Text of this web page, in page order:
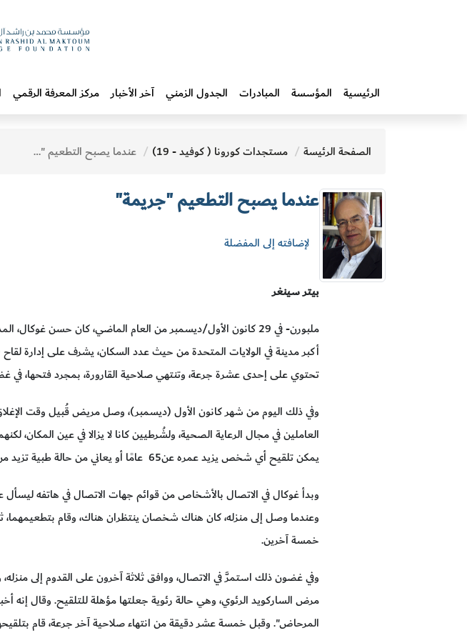
الرئيسية المؤسسة المبادرات‎ الجدول الزمني آخر الأخبار مركز المعرفة الرقمي
الصفحة الرئيسة مستجدات كورونا ( كوفيد - 19) عندما يصبح التطعيم "جريمة"
عندما يصبح التطعيم "جريمة"
لإضافته إلى المفضلة
بيتر سينغر
أكبر مدينة في الولايات المتحدة من حيث عدد السكان، يشرف على إدارة لقاح
تحتوي على إحدى عشرة جرعة، وتنتهي صلاحية القارورة، بمجرد
وفي ذلك اليوم من شهر كانون الأول (ديسمبر)، وصل مريض قُبيل وقت
العاملين في مجال الرعاية الصحية، ولشُرطيين كانا لا يزالا في عين المكان،
يمكن تلقيح أي شخص يزيد عمره عن65 عامًا أو يعاني من حالة طبية تزيد من خطر الإصابة بفيروس كورونا- لكنهم لم يكونوا متاحين.
وبدأ غوكال في الاتصال بالأشخاص من قوائم جهات الاتصال في هاتفه
وعندما وصل إلى منزله، كان هناك شخصان ينتظران هناك، وقام
خمسة آخرين.
وفي غضون ذلك استمرَّ في الاتصال، ووافق ثلاثة آخرون على القدوم إلى
مرض الساركويد الرئوي، وهي حالة رئوية جعلتها مؤهلة للتلقيح. وقال
المرحاض". وقبل خمسة عشر دقيقة من انتهاء صلاحية آخر جرعة، قام